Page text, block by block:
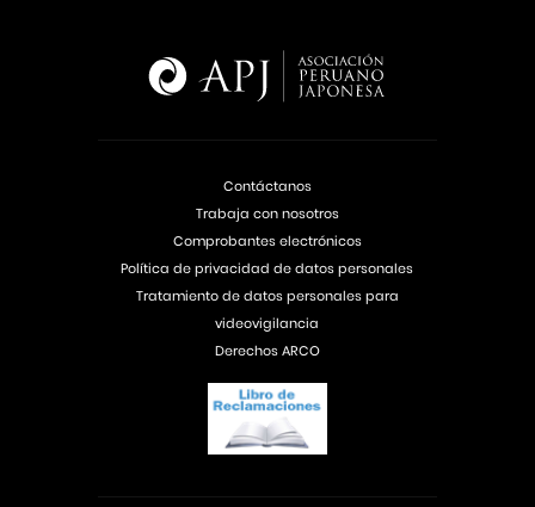
Contáctanos
Trabaja con nosotros
Comprobantes electrónicos
Política de privacidad de datos personales
Tratamiento de datos personales para
videovigilancia
Derechos ARCO